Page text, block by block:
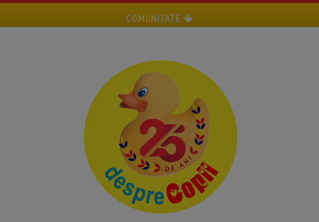
COMUNITATE